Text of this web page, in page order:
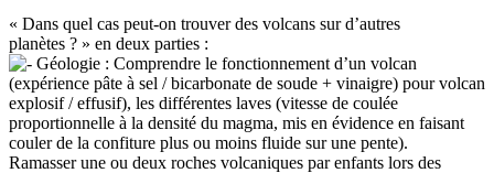
« Dans quel cas peut-on trouver des volcans sur d’autres
planètes ? » en deux parties :
Géologie : Comprendre le fonctionnement d’un volcan
(expérience pâte à sel / bicarbonate de soude + vinaigre) pour volcan
explosif / effusif), les différentes laves (vitesse de coulée
proportionnelle à la densité du magma, mis en évidence en faisant
couler de la confiture plus ou moins fluide sur une pente).
Ramasser une ou deux roches volcaniques par enfants lors des